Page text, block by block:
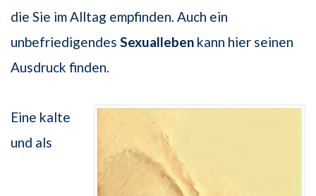
die Sie im Alltag empfinden. Auch ein
unbefriedigendes Sexualleben kann hier seinen
Ausdruck finden.
Eine kalte
und als